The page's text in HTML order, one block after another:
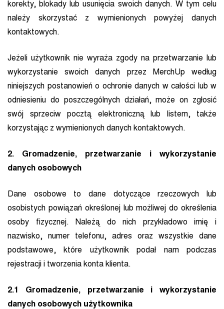
korekty, blokady lub usunięcia swoich danych. W tym celu
należy skorzystać z wymienionych powyżej danych
kontaktowych.
Jeżeli użytkownik nie wyraża zgody na przetwarzanie lub
wykorzystanie swoich danych przez MerchUp według
niniejszych postanowień o ochronie danych w całości lub w
odniesieniu do poszczególnych działań, może on zgłosić
swój sprzeciw pocztą elektroniczną lub listem, także
korzystając z wymienionych danych kontaktowych.
2. Gromadzenie, przetwarzanie i wykorzystanie
danych osobowych
Dane osobowe to dane dotyczące rzeczowych lub
osobistych powiązań określonej lub możliwej do określenia
osoby fizycznej. Należą do nich przykładowo imię i
nazwisko, numer telefonu, adres oraz wszystkie dane
podstawowe, które użytkownik podał nam podczas
rejestracji i tworzenia konta klienta.
2.1 Gromadzenie, przetwarzanie i wykorzystanie
danych osobowych użytkownika